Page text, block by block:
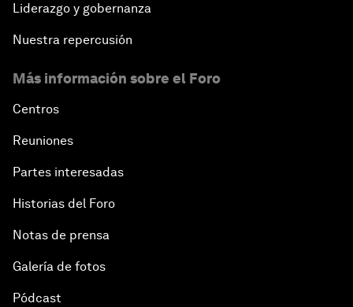
Liderazgo y gobernanza
Nuestra repercusión
Más información sobre el Foro
Centros
Reuniones
Partes interesadas
Historias del Foro
Notas de prensa
Galería de fotos
Pódcast